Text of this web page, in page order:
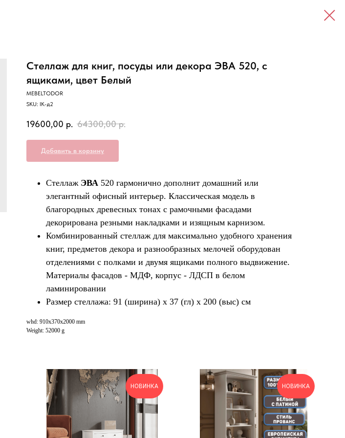
Стеллаж для книг, посуды или декора ЭВА 520, с
ящиками, цвет Белый
MEBELTODOR
SKU: IK-д2
19600,00 р. 64300,00 р.
Добавить в корзину
Стеллаж ЭВА 520 гармонично дополнит домашний или
элегантный офисный интерьер. Классическая модель в
благородных древесных тонах с рамочными фасадами
декорирована резными накладками и изящным карнизом.
Комбинированный стеллаж для максимально удобного хранения
книг, предметов декора и разнообразных мелочей оборудован
отделениями с полками и двумя ящиками полного выдвижение.
Материалы фасадов - МДФ, корпус - ЛДСП в белом
ламинировании
Размер стеллажа: 91 (ширина) х 37 (гл) х 200 (выс) см
whd: 910x370x2000 mm
Weight: 52000 g
НОВИНКА НОВИНКА